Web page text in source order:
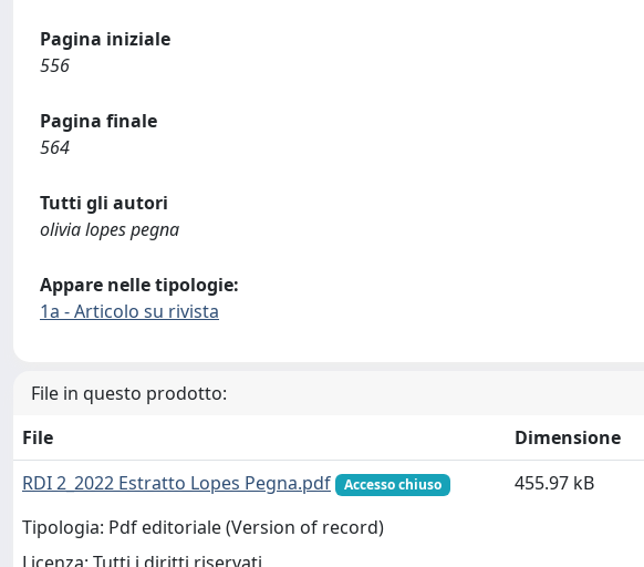
Pagina iniziale
556
Pagina finale
564
Tutti gli autori
olivia lopes pegna
Appare nelle tipologie:
1a - Articolo su rivista
File in questo prodotto:
File
Dimensione
RDI 2_2022 Estratto Lopes Pegna.pdf
Accesso chiuso
Tipologia: Pdf editoriale (Version of record)
455.97 kB